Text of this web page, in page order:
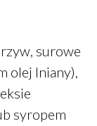
oczy
2A
surowe
olej lniany),
syropem